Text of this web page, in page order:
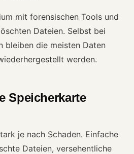
mit forensischen Tools und
Dateien. Selbst bei
bleiben die meisten Daten
werden.
Speicherkarte
je nach Schaden. Einfache
Dateien, versehentliche